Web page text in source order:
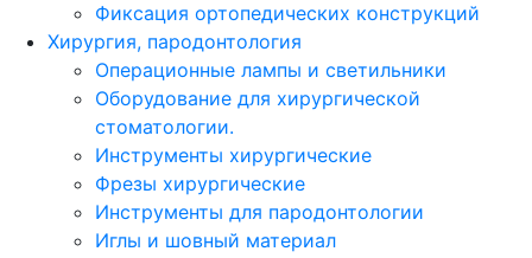
Фиксация ортопедических конструкций
Хирургия, пародонтология
Операционные лампы и светильники
Оборудование для хирургической
стоматологии.
Инструменты хирургические
Фрезы хирургические
Инструменты для пародонтологии
Иглы и шовный материал